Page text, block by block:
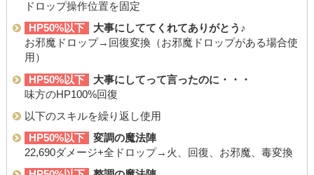
ドロップ操作位置を固定
HP50%以下
大事にしててくれてありがとう♪
お邪魔ドロップ→回復変換（お邪魔ドロップがある場合使
用）
HP50%以下
大事にしてって言ったのに・・・
味方のHP100%回復
以下のスキルを繰り返し使用
HP50%以下
変調の魔法陣
22,690ダメージ+全ドロップ→火、回復、お邪魔、毒変換